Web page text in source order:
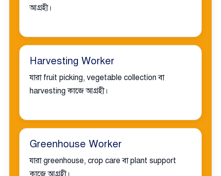
আগ্রহী।
Harvesting Worker
যারা fruit picking, vegetable collection বা
harvesting কাজে আগ্রহী।
Greenhouse Worker
যারা greenhouse, crop care বা plant support
কাজে আগ্রহী।